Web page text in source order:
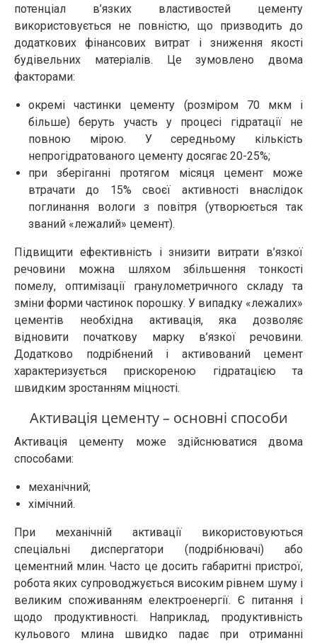
потенціал в’язких властивостей цементу
використовується не повністю, що призводить до
додаткових фінансових витрат і зниження якості
будівельних матеріалів. Це зумовлено двома
факторами:
окремі частинки цементу (розміром 70 мкм і
більше) беруть участь у процесі гідратації не
повною мірою. У середньому кількість
непрогідратованого цементу досягає 20-25%;
при зберіганні протягом місяця цемент може
втрачати до 15% своєї активності внаслідок
поглинання вологи з повітря (утворюється так
званий «лежалий» цемент).
Підвищити ефективність і знизити витрати в’язкої
речовини можна шляхом збільшення тонкості
помелу, оптимізації гранулометричного складу та
зміни форми частинок порошку. У випадку «лежалих»
цементів необхідна активація, яка дозволяє
відновити початкову марку в’язкої речовини.
Додатково подрібнений і активований цемент
характеризується прискореною гідратацією та
швидким зростанням міцності.
Активація цементу – основні способи
Активація цементу може здійснюватися двома
способами:
механічний;
хімічний.
При механічній активації використовуються
спеціальні диспергатори (подрібнювачі) або
цементний млин. Часто це досить габаритні пристрої,
робота яких супроводжується високим рівнем шуму і
великим споживанням електроенергії. Є питання і
щодо продуктивності. Наприклад, продуктивність
кульового млина швидко падає при отриманні